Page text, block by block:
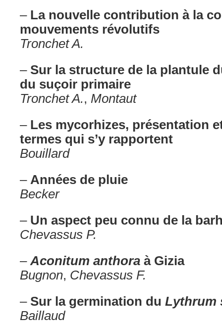
– La nouvelle contribution à la
mouvements révolutifs
Tronchet A.
– Sur la structure de la plantule
du suçoir primaire
Tronchet A., Montaut
– Les mycorhizes, présentation
termes qui s’y rapportent
Bouillard
– Années de pluie
Becker
– Un aspect peu connu de la
Chevassus P.
– Aconitum anthora à Gizia
Bugnon, Chevassus F.
– Sur la germination du Lythrum
Baillaud